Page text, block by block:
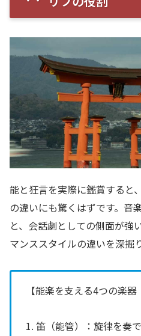
能と狂言を実際に鑑賞すると
の違いにも驚くはずです。音
と、会話劇としての側面が強
マンススタイルの違いを深掘
【能楽を支える4つの楽器
1. 笛（能管）：旋律を奏